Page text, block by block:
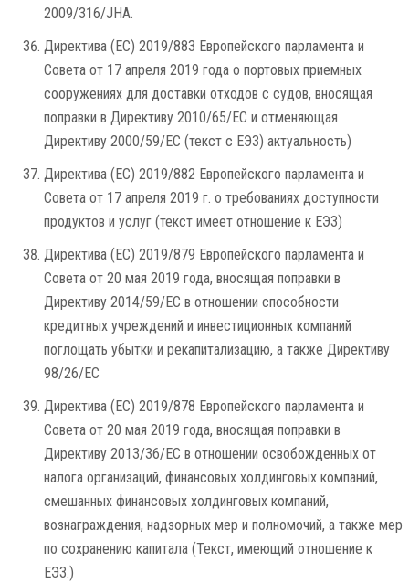
2009/316/JHA.
Директива (ЕС) 2019/883 Европейского парламента и
Совета от 17 апреля 2019 года о портовых приемных
сооружениях для доставки отходов с судов, вносящая
поправки в Директиву 2010/65/ЕС и отменяющая
Директиву 2000/59/EC (текст с ЕЭЗ) актуальность)
Директива (ЕС) 2019/882 Европейского парламента и
Совета от 17 апреля 2019 г. о требованиях доступности
продуктов и услуг (текст имеет отношение к ЕЭЗ)
Директива (ЕС) 2019/879 Европейского парламента и
Совета от 20 мая 2019 года, вносящая поправки в
Директиву 2014/59/ЕС в отношении способности
кредитных учреждений и инвестиционных компаний
поглощать убытки и рекапитализацию, а также Директиву
98/26/EC
Директива (ЕС) 2019/878 Европейского парламента и
Совета от 20 мая 2019 года, вносящая поправки в
Директиву 2013/36/ЕС в отношении освобожденных от
налога организаций, финансовых холдинговых компаний,
смешанных финансовых холдинговых компаний,
вознаграждения, надзорных мер и полномочий, а также мер
по сохранению капитала (Текст, имеющий отношение к
ЕЭЗ.)